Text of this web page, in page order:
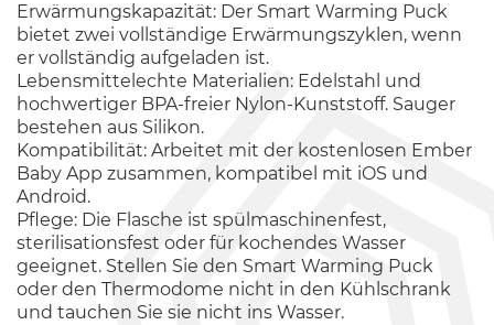
Erwärmungskapazität: Der Smart Warming Puck
bietet zwei vollständige Erwärmungszyklen, wenn
er vollständig aufgeladen ist.
Lebensmittelechte Materialien: Edelstahl und
hochwertiger BPA-freier Nylon-Kunststoff. Sauger
bestehen aus Silikon.
Kompatibilität: Arbeitet mit der kostenlosen Ember
Baby App zusammen, kompatibel mit iOS und
Android.
Pflege: Die Flasche ist spülmaschinenfest,
sterilisationsfest oder für kochendes Wasser
geeignet. Stellen Sie den Smart Warming Puck
oder den Thermodome nicht in den Kühlschrank
und tauchen Sie sie nicht ins Wasser.